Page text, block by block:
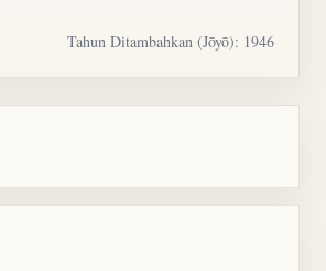
Tahun Ditambahkan (Jōyō): 1946